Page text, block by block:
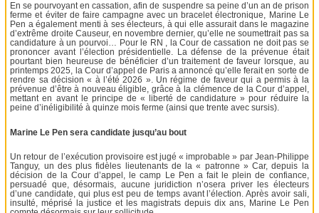
En se pourvoyant en cassation, afin de suspendre sa peine d’un an de prison
ferme et éviter de faire campagne avec un bracelet électronique, Marine Le
Pen a également menti à ses électeurs, à qui elle assurait dans le magazine
d’extrême droite Causeur, en novembre dernier, qu’elle ne soumettrait pas sa
candidature à un pourvoi… Pour le RN , la Cour de cassation ne doit pas se
prononcer avant l’élection présidentielle. La défense de la prévenue était
pourtant bien heureuse de bénéficier d’un traitement de faveur lorsque, au
printemps 2025, la Cour d’appel de Paris a annoncé qu’elle ferait en sorte de
rendre sa décision « à l’été 2026 ». Un régime de faveur qui a permis à la
prévenue d’être à nouveau éligible, grâce à la clémence de la Cour d’appel,
mettant en avant le principe de « liberté de candidature » pour réduire la
peine d’inéligibilité à quinze mois ferme (ainsi que trente avec sursis).
Marine Le Pen sera candidate jusqu’au bout
Un retour de l’exécution provisoire est jugé « improbable » par Jean-Philippe
Tanguy, un des plus fidèles lieutenants de la « patronne » Car, depuis la
décision de la Cour d’appel, le camp Le Pen a fait le plein de confiance,
persuadé que, désormais, aucune juridiction n’osera priver les électeurs
d’une candidate, qui plus est peu de temps avant l’élection. Après avoir sali,
insulté, méprisé la justice et les magistrats depuis dix ans, Marine Le Pen